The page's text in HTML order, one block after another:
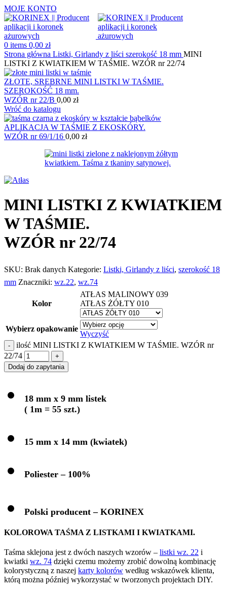
MOJE KONTO
0 items 0,00 zł
Strona główna Listki, Girlandy z liści szerokość 18 mm MINI
LISTKI Z KWIATKIEM W TAŚMIE. WZÓR nr 22/74
ZŁOTE, SREBRNE MINI LISTKI W TAŚMIE.
SZEROKOŚĆ 18 mm.
WZÓR nr 22/B 0,00 zł
Wróć do katalogu
APLIKACJA W TAŚMIE Z EKOSKÓRY.
WZÓR nr 69/1/16 0,00 zł
MINI LISTKI Z KWIATKIEM
W TAŚMIE.
WZÓR nr 22/74
SKU: Brak danych Kategorie: Listki, Girlandy z liści, szerokość 18
mm Znaczniki: wz.22, wz.74
Kolor
ATŁAS MALINOWY 039
ATŁAS ŻÓŁTY 010
Wybierz opakowanie
Wyczyść
ilość MINI LISTKI Z KWIATKIEM W TAŚMIE. WZÓR nr
22/74
Dodaj do zapytania
18 mm x 9 mm listek
( 1m = 55 szt.)
15 mm x 14 mm (kwiatek)
Poliester – 100%
Polski producent – KORINEX
KOLOROWA TAŚMA Z LISTKAMI I KWIATKAMI.
Taśma sklejona jest z dwóch naszych wzorów – listki wz. 22 i
kwiatki wz. 74 dzięki czemu możemy zrobić dowolną kombinację
kolorystyczną z naszej karty kolorów według wskazówek klienta,
którą można później wykorzystać w tworzonych projektach DIY.